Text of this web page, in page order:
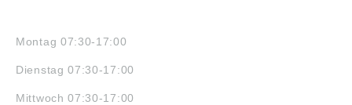
Montag 07:30-17:00
Dienstag 07:30-17:00
Mittwoch 07:30-17:00